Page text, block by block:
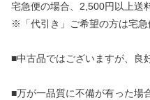
宅急便の場合、2,500円以上送
※「代引き」ご希望の方は宅急
■中古品ではございますが、良
■万が一品質に不備が有った場